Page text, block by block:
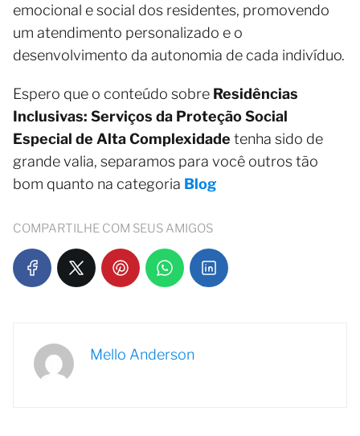
emocional e social dos residentes, promovendo
um atendimento personalizado e o
desenvolvimento da autonomia de cada indivíduo.
Espero que o conteúdo sobre Residências
Inclusivas: Serviços da Proteção Social
Especial de Alta Complexidade tenha sido de
grande valia, separamos para você outros tão
bom quanto na categoria Blog
COMPARTILHE COM SEUS AMIGOS
Mello Anderson